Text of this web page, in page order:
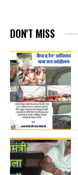
DON'T MISS